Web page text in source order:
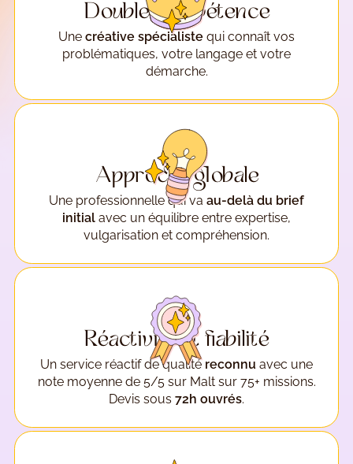
Double compétence
Une créative spécialiste qui connaît vos
problématiques, votre langage et votre
démarche.
Approche globale
Une professionnelle qui va au-delà du brief
initial avec un équilibre entre expertise,
vulgarisation et compréhension.
Réactivité et fiabilité
Un service réactif de qualité reconnu avec une
note moyenne de 5/5 sur Malt sur 75+ missions.
Devis sous 72h ouvrés.